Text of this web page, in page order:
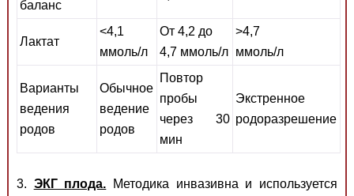
баланс
Лактат
<4,1
ммоль/л
От 4,2 до
4,7 ммоль/л
>4,7
ммоль/л
Варианты
ведения
родов
Обычное
ведение
родов
Повтор
пробы
через 30
мин
Экстренное
родоразрешение
3. ЭКГ плода. Методика инвазивна и используется